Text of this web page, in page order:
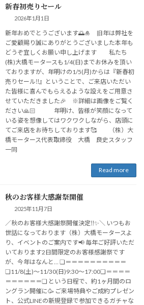
新春初売りセール
2026年1月1日
新年おめでとうございます🌅🎍 旧年は弊社を
ご愛顧賜り誠にありがとうございました本年も
どうぞ宜しくお願い申し上げます 私たち
(株)大橋モータースも1/4(日)までお休みを頂い
ておりますが、年明けの1/5(月)からは『新春初
売りセール‼️』ということで、ご来店いただい
た皆様に喜んでもらえるような設えをご用意さ
せていただきました🎉 ※詳細は画像をご覧く
ださい🙏🏻 年明け、皆様が笑顔になって
いる姿を想像してはワクワクしながら、店頭に
てご来店をお待ちしております🥰 （株）大
橋モータース代表取締役 大橋 良史スタッフ
一同
Read more
秋のお客様大感謝祭開催
2025年11月7日
／秋のお客様大感謝祭開催決定‼️✨＼ いつもお
世話になっております（株）大橋モータースよ
り、イベントのご案内です📢 毎年ご好評いただ
いております2日間限定のお客様感謝祭です
が、今年はなんと… ❏＝＝＝＝＝＝＝＝＝＝
❏11/8(土)〜11/30(日)9:30〜17:00❏＝＝＝＝
＝＝＝＝＝＝❏ という日程で、約1ヶ月間のロ
ングラン開催に🥳 ご来場特典やご成約プレゼン
ト、公式LINEの新規登録で参加できるガチャな